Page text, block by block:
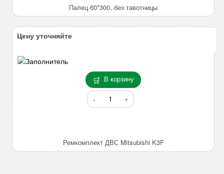
тавотницы
Палец 60*300, без тавотницы
В корзину
Количество
товара
K3F
Ремкомплект ДВС Mitsubishi K3F
Цену уточняйте